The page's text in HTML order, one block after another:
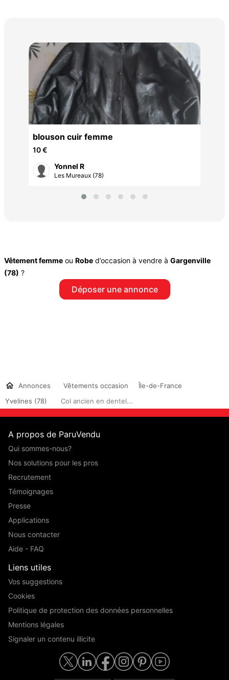
blouson cuir femme
10 €
Yonnel R
Les Mureaux (78)
Vêtement femme ou Robe d’occasion à vendre à Gargenville
(78) ?
Déposer une annonce
Annonces Vêtements occasion
Île-de-France
Yvelines (78)
Col ancien en dentel...
A propos de ParuVendu
Qui sommes-nous?
Nos solutions pour les pros
Recrutement
Témoignages
Presse
Applications
Nous contacter
Aide - FAQ
Liens utiles
Vos suggestions
Cookies
Politique de protection des données personnelles
Mentions légales
Signaler un contenu illicite